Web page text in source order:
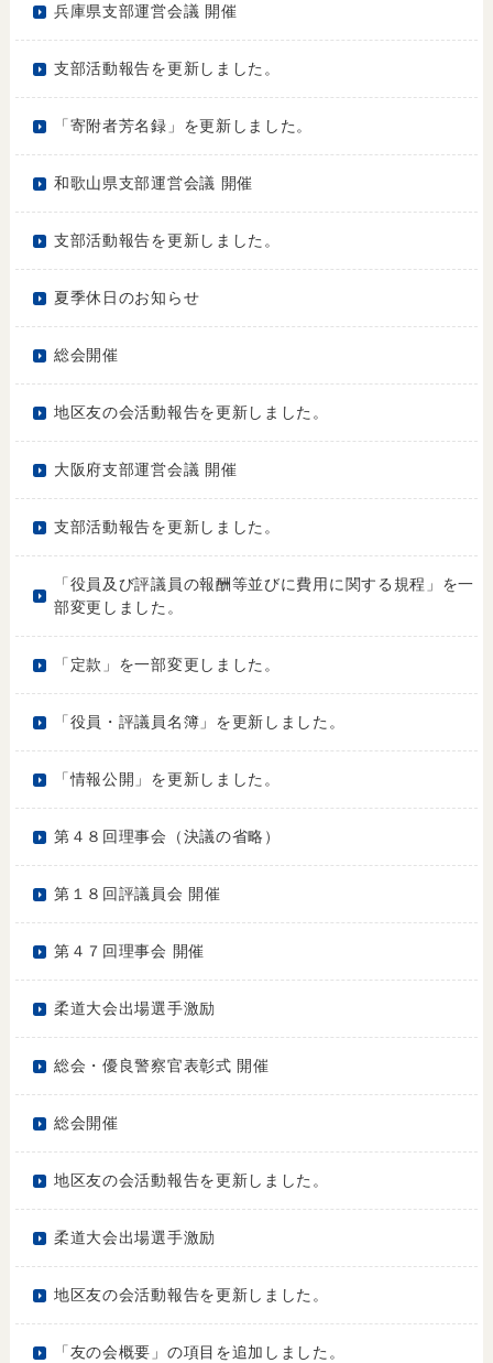
兵庫県支部運営会議 開催
支部活動報告を更新しました。
「寄附者芳名録」を更新しました。
和歌山県支部運営会議 開催
支部活動報告を更新しました。
夏季休日のお知らせ
総会開催
地区友の会活動報告を更新しました。
大阪府支部運営会議 開催
支部活動報告を更新しました。
「役員及び評議員の報酬等並びに費用に関する規程」を一
部変更しました。
「定款」を一部変更しました。
「役員・評議員名簿」を更新しました。
「情報公開」を更新しました。
第４８回理事会（決議の省略）
第１８回評議員会 開催
第４７回理事会 開催
柔道大会出場選手激励
総会・優良警察官表彰式 開催
総会開催
地区友の会活動報告を更新しました。
柔道大会出場選手激励
地区友の会活動報告を更新しました。
「友の会概要」の項目を追加しました。